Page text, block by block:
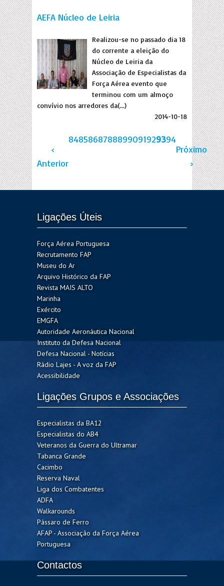
AEFA Núcleo de Leiria
Realizou-se no passado dia 18
do corrente a eleição do
Núcleo de Leiria da
Associação de Especialistas da
Força Aérea evento que
terminou com um almoço
convívio nos arredores da(...)
2014-10-18
‹
Anterior
8485868788899091929394
Próximo
›
Ligações Úteis
Força Aérea Portuguesa
Recrutamento FAP
Museu do Ar
Arquivo Histórico da FAP
Revista MAIS ALTO
Marinha
Exército
EMGFA
Autoridade Aeronáutica Nacional
Instituto da Defesa Nacional
Defesa Nacional - Notícias
Rádio Lajes - A voz da FAP
Acessibilidade
Ligações Grupos e Associações
Especialistas da BA12
Especialistas do AB4
Veteranos da Guerra do Ultramar
Tabanca Grande
Cacimbo
Reserva Naval
Liga dos Combatentes
ADFA
Walkarounds
Pássaro de Ferro
AFAP - Associação da Força Aérea
Portuguesa
Contactos